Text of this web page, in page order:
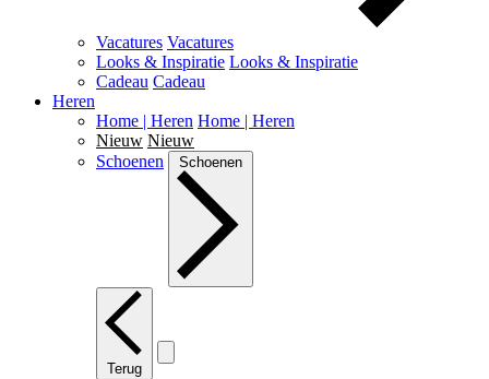
Vacatures Vacatures
Looks & Inspiratie Looks & Inspiratie
Cadeau Cadeau
Heren
Home | Heren Home | Heren
Nieuw Nieuw
Schoenen
Schoenen
Terug